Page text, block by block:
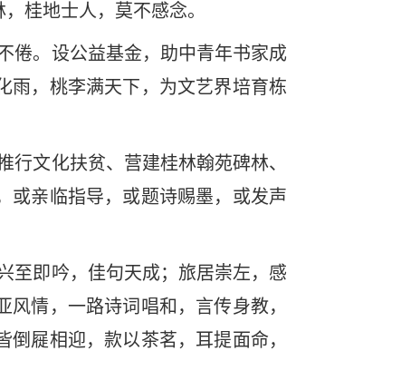
桂地士人，莫不感念。
倦。设公益基金，助中青年书家成
雨，桃李满天下，为文艺界培育栋
文化扶贫、营建桂林翰苑碑林、
或亲临指导，或题诗赐墨，或发声
至即吟，佳句天成；旅居崇左，感
情，一路诗词唱和，言传身教，
屣相迎，款以茶茗，耳提面命，